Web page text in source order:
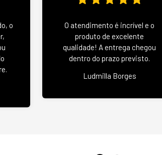
o
O atendimento é incrível e o
produto de excelente
qualidade! A entrega chegou
dentro do prazo previsto.
Ludmilla Borges